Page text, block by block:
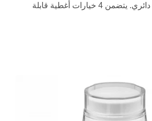
100% بتصميم قاع دائري. يتضمن 4 خيارات أغطية قابلة